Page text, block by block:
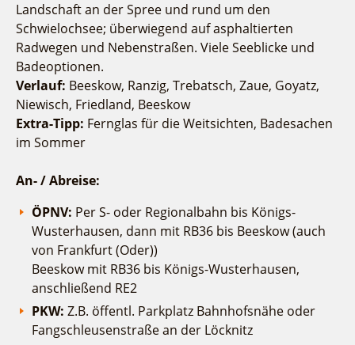
Unterkünfte finden
Gastgeberverzeichnis
Gastronomie
Camping
Ferienhaus- und Campingpark „Ludwig
Leichhardt“
Spreewälder Seecamping
Campingplatz Jessern
Veranstaltungen
Veranstaltungskalender
Wirtschaftsförderung
Bürgerbus
Naturwelt Lieberoser Heide
Q-Gemeinde Schwielochsee
Staatlich anerkannter Erholungsort Goyatz
Mein Brandenburg – Infostelen
Unternehmensbetreuung
Service
Über uns
Team
Aktuelles
Infomaterial
Warenkorb
Landschaft an der Spree und rund um den
Schwielochsee; überwiegend auf asphaltierten
Radwegen und Nebenstraßen. Viele Seeblicke und
Badeoptionen.
Verlauf: Beeskow, Ranzig, Trebatsch, Zaue, Goyatz,
Niewisch, Friedland, Beeskow
Extra-Tipp: Fernglas für die Weitsichten, Badesachen
im Sommer
An- / Abreise:
ÖPNV: Per S- oder Regionalbahn bis Königs-
Wusterhausen, dann mit RB36 bis Beeskow (auch
von Frankfurt (Oder))
Beeskow mit RB36 bis Königs-Wusterhausen,
anschließend RE2
PKW: Z.B. öffentl. Parkplatz Bahnhofsnähe oder
Fangschleusenstraße an der Löcknitz